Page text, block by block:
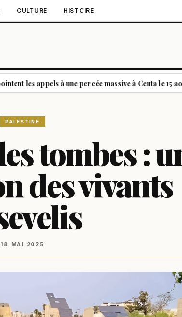
CULTURE HISTOIRE
à une percée massive à Ceuta le 15 août |
PALESTINE
tombes :
des vivants
18 MAI 2025